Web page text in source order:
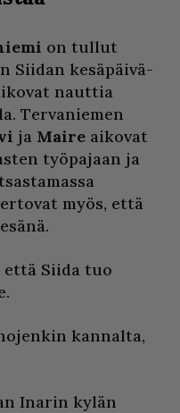
on tullut
Siidan kesäpäivä-
nauttia
Tervaniemen
ja Maire aikovat
työpajaan ja
myös, että
Siida tuo
kannalta,
Inarin kylän